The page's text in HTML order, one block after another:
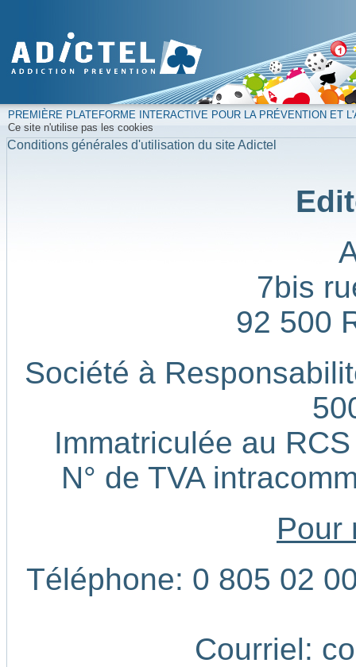
PREMIÈRE PLATEFORME INTERACTIVE POUR LA PRÉVENTION ET
Ce site n'utilise pas les cookies
Conditions générales d'utilisation du site Adictel
7bis
92 500
Société à
Immatriculée au
N° de TVA
Pour
Téléphone: 0 805 02
Courriel: